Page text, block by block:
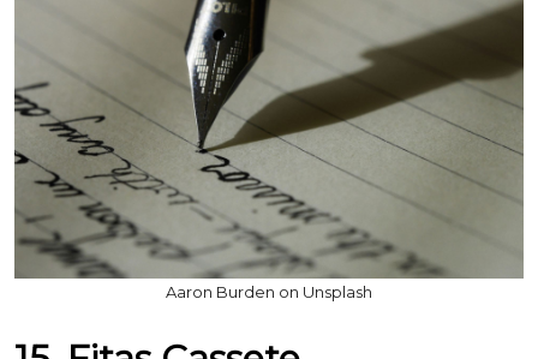
Aaron Burden on Unsplash